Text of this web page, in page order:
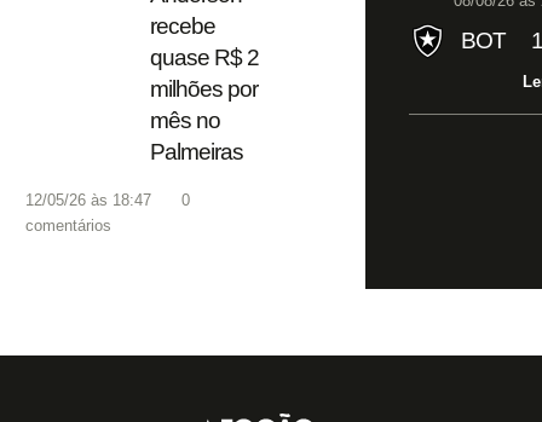
recebe
quase R$ 2
milhões por
mês no
Palmeiras
12/05/26 às 18:47
0
comentários
BOT 1